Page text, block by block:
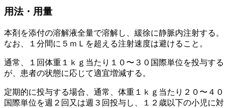
用法・用量
本剤を添付の溶解液全量で溶解し、緩徐に静脈内注射する。
なお、１分間に５ｍＬを超える注射速度は避けること。
通常、１回体重１ｋｇ当たり１０〜３０国際単位を投与する
が、患者の状態に応じて適宜増減する。
定期的に投与する場合、通常、体重１ｋｇ当たり２０〜４０
国際単位を週２回又は週３回投与し、１２歳以下の小児に対